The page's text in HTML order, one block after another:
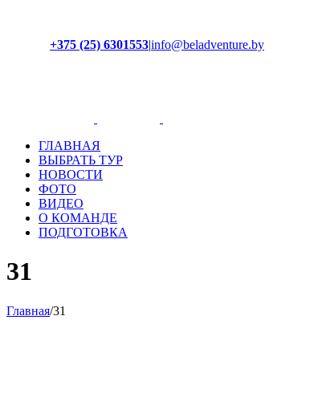
+375 (25) 6301553|info@beladventure.by
ГЛАВНАЯ
ВЫБРАТЬ ТУР
НОВОСТИ
ФОТО
ВИДЕО
О КОМАНДЕ
ПОДГОТОВКА
31
Главная/31